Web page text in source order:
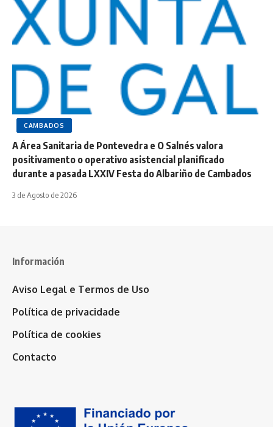
CAMBADOS
A Área Sanitaria de Pontevedra e O Salnés valora
positivamento o operativo asistencial planificado
durante a pasada LXXIV Festa do Albariño de Cambados
3 de Agosto de 2026
Información
Aviso Legal e Termos de Uso
Política de privacidade
Política de cookies
Contacto